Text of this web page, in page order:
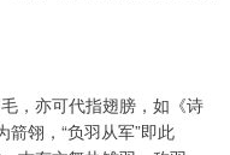
，亦可代指翅膀，如《诗
箭翎，“负羽从军”即此